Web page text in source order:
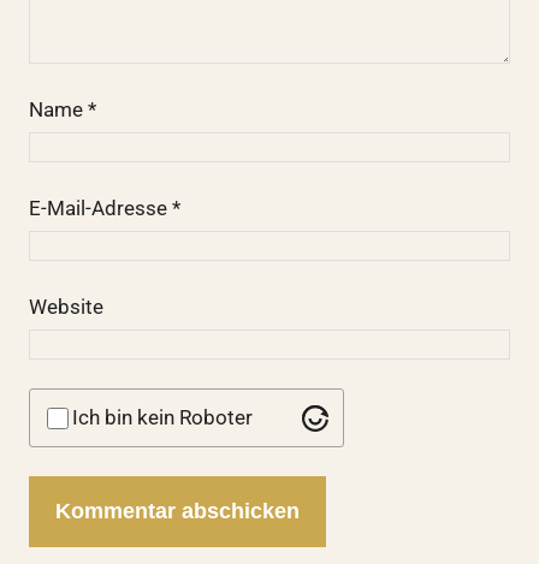
Name *
E-Mail-Adresse *
Website
Ich bin kein Roboter